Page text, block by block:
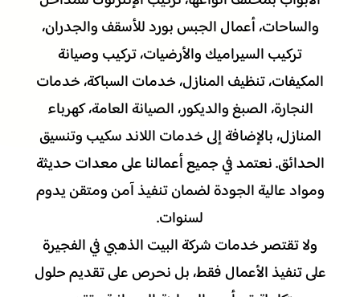
والساحات، أعمال الجبس بورد للأسقف والجدران،
تركيب السيراميك والأرضيات، تركيب وصيانة
المكيفات، تنظيف المنازل، خدمات السباكة، خدمات
النجارة، الصبغ والديكور، الصيانة العامة، كهرباء
المنازل، بالإضافة إلى خدمات اللاند سكيب وتنسيق
الحدائق. نعتمد في جميع أعمالنا على معدات حديثة
ومواد عالية الجودة لضمان تنفيذ آمن ومتقن يدوم
لسنوات.
ولا تقتصر خدمات شركة البيت الذهبي في الفجيرة
على تنفيذ الأعمال فقط، بل نحرص على تقديم حلول